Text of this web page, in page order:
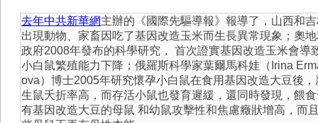
去年中共新華網主辦的《國際先驅導報》報導了，山西和
出現動物、家畜因吃了基因改造玉米而生長異常現象；奧
政府2008年發布的科學研究， 首次證實基因改造玉米會導
小白鼠繁殖能力下降；俄羅斯科學家葉爾馬科娃（Irina
ova）博士2005年研究懷孕小白鼠在食用基因改造大豆後，
生鼠夭折率高，而存活小鼠也發育遲緩，還同時發現，餵
有基因改造大豆的母鼠 和幼鼠攻擊性和焦慮癥狀增高，而